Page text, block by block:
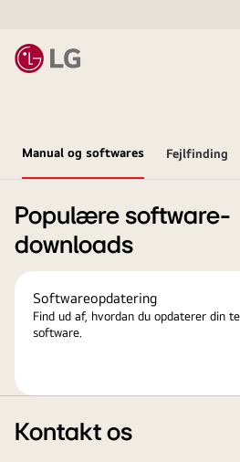
Manual og softwares Fejlfinding
Populære software-
downloads
Softwareopdatering
Find ud af, hvordan du opdaterer din
software.
Kontakt os